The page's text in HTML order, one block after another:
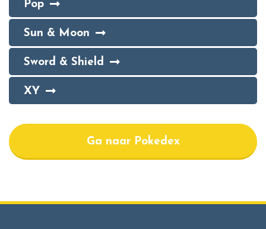
Pop
Sun & Moon
Sword & Shield
XY
Ga naar Pokedex